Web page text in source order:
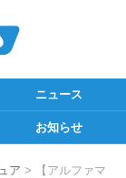
ニュース
お知らせ
ア > 【アルファマ